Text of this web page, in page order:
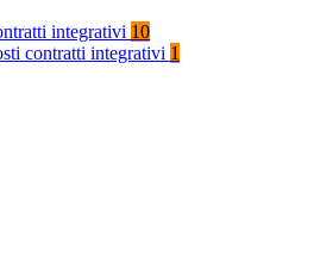
integrativi 10
contratti integrativi 1